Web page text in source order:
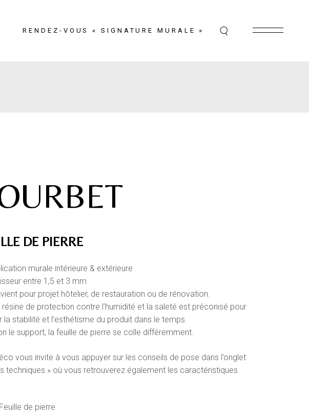
RENDEZ-VOUS « SIGNATURE MURALE »
DE PIERRE
murale intérieure & extérieure
entre 1,5 et 3 mm
pour projet hôtelier, de restauration ou de rénovation.
résine de protection contre l’humidité et la saleté est préconisé pour
la stabilité et l’esthétisme du produit dans le temps.
le support, la feuille de pierre se colle différemment.
vous invite à vous appuyer sur les conseils de pose dans l’onglet
techniques » où vous retrouverez également les caractéristiques
Feuille de pierre